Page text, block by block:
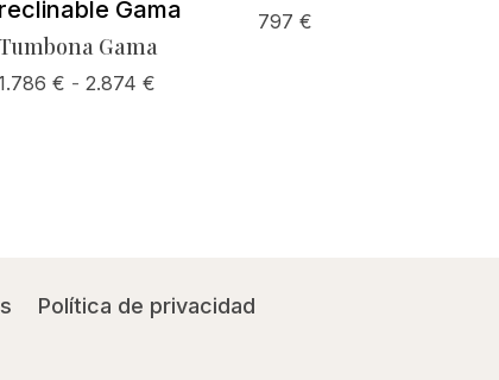
Tumbona Gama
€ - 2.874 €Rango
797 €
Política de privacidad